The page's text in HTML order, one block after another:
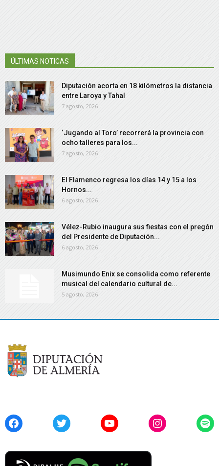
ÚLTIMAS NOTICAS
Diputación acorta en 18 kilómetros la distancia
entre Laroya y Tahal
7 agosto, 2026
‘Jugando al Toro’ recorrerá la provincia con
ocho talleres para los...
7 agosto, 2026
El Flamenco regresa los días 14 y 15 a los
Hornos...
6 agosto, 2026
Vélez-Rubio inaugura sus fiestas con el pregón
del Presidente de Diputación...
6 agosto, 2026
Musimundo Enix se consolida como referente
musical del calendario cultural de...
5 agosto, 2026
FacebookTwitter YouTubeInstagram